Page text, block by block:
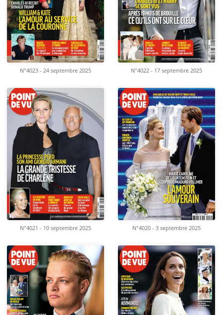
N°4023 - 24 septembre 2025 N°4022 - 17 septembre 2025
N°4021 - 10 septembre 2025 N°4020 - 3 septembre 2025